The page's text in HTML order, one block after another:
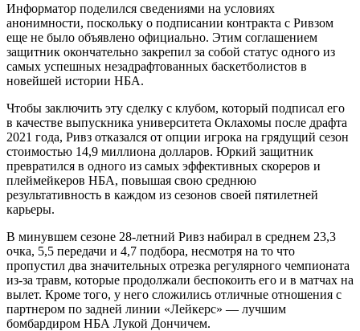
Информатор поделился сведениями на условиях
анонимности, поскольку о подписании контракта с Ривзом
еще не было объявлено официально. Этим соглашением
защитник окончательно закрепил за собой статус одного из
самых успешных незадрафтованных баскетболистов в
новейшей истории НБА.
Чтобы заключить эту сделку с клубом, который подписал его
в качестве выпускника университета Оклахомы после драфта
2021 года, Ривз отказался от опции игрока на грядущий сезон
стоимостью 14,9 миллиона долларов. Юркий защитник
превратился в одного из самых эффективных скореров и
плеймейкеров НБА, повышая свою среднюю
результативность в каждом из сезонов своей пятилетней
карьеры.
В минувшем сезоне 28-летний Ривз набирал в среднем 23,3
очка, 5,5 передачи и 4,7 подбора, несмотря на то что
пропустил два значительных отрезка регулярного чемпионата
из-за травм, которые продолжали беспокоить его и в матчах на
вылет. Кроме того, у него сложились отличные отношения с
партнером по задней линии «Лейкерс» — лучшим
бомбардиром НБА Лукой Дончичем.